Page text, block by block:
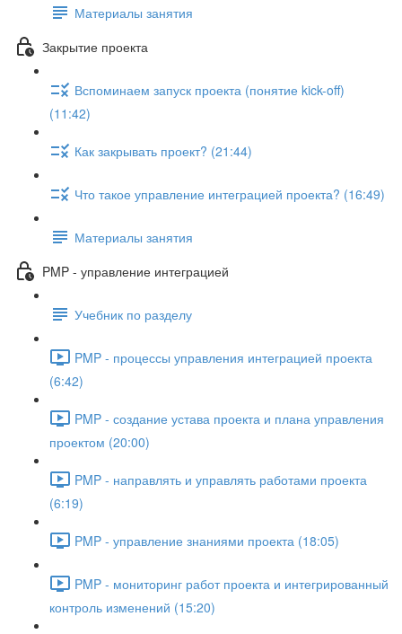
Материалы занятия
Закрытие проекта
Вспоминаем запуск проекта (понятие kick-off)
(11:42)
Как закрывать проект? (21:44)
Что такое управление интеграцией проекта? (16:49)
Материалы занятия
PMP - управление интеграцией
Учебник по разделу
PMP - процессы управления интеграцией проекта
(6:42)
PMP - создание устава проекта и плана управления
проектом (20:00)
PMP - направлять и управлять работами проекта
(6:19)
PMP - управление знаниями проекта (18:05)
PMP - мониторинг работ проекта и интегрированный
контроль изменений (15:20)